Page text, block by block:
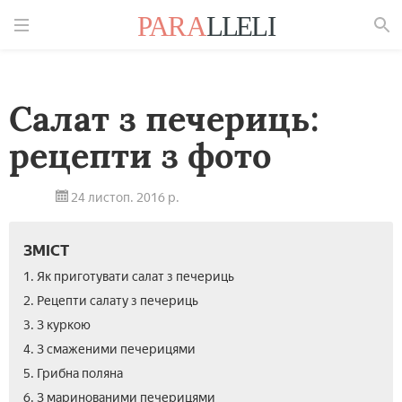
Салат з печериць:
рецепти з фото
24 листоп. 2016 р.
ЗМІСТ
1. Як приготувати салат з печериць
2. Рецепти салату з печериць
3. З куркою
4. З смаженими печерицями
5. Грибна поляна
6. З маринованими печерицями